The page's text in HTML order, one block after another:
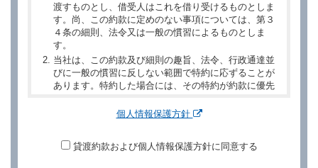
渡すものとし、借受人はこれを借り受けるものとしま
す。尚、この約款に定めのない事項については、第３
４条の細則、法令又は一般の慣習によるものとしま
す。
当社は、この約款及び細則の趣旨、法令、行政通達並
びに一般の慣習に反しない範囲で特約に応ずることが
あります。特約した場合には、その特約が約款に優先
第２条（予約の申込み）
個人情報保護方針
貸渡約款および個人情報保護方針に同意する